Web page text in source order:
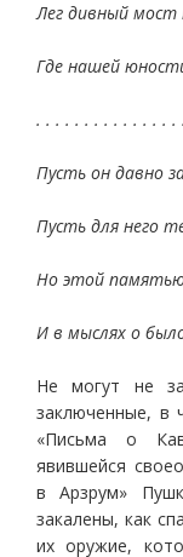
Лег дивный мост
Где нашей
. . . . . . . . . . . . . . .
Пусть он давно
Пусть для него
Но этой
И в мыслях о
Не могут не
заключенные, в
«Письма о
явившейся
в Арзрум»
закалены, как
их оружие,